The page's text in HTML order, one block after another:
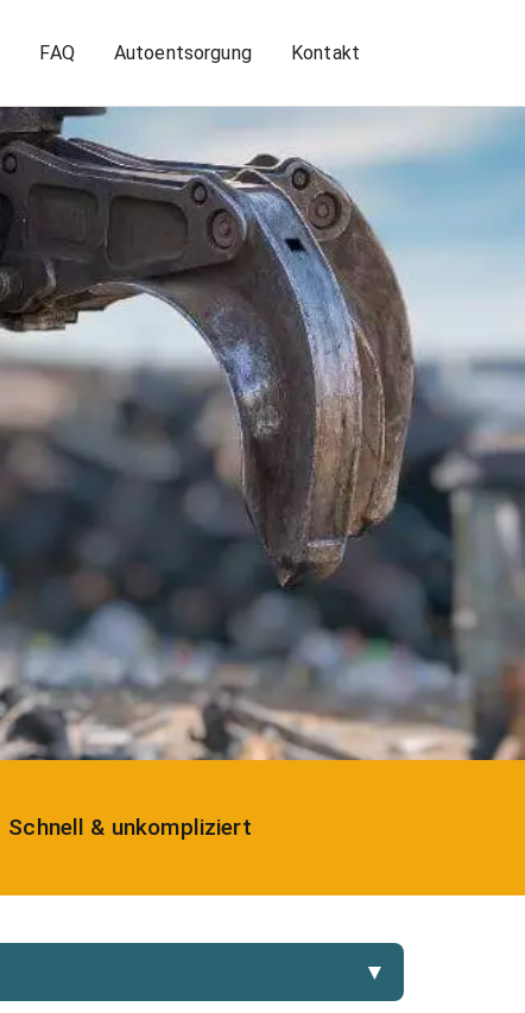
FAQ Autoentsorgung Kontakt
Schnell & unkompliziert
▼